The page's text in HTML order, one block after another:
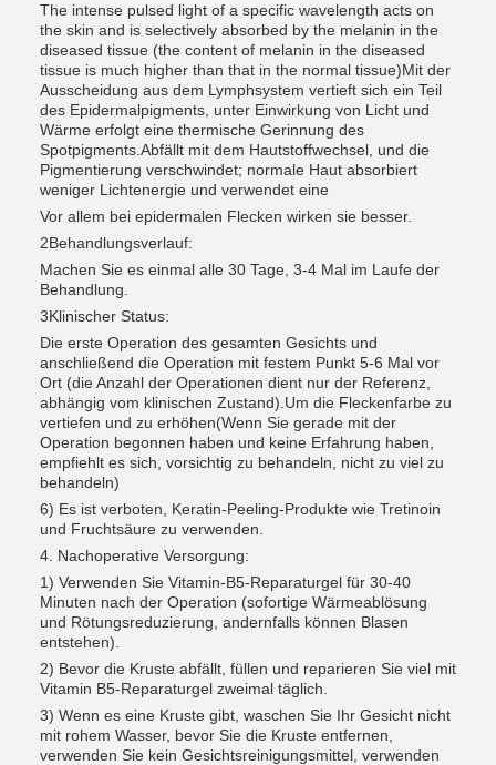
The intense pulsed light of a specific wavelength acts on
the skin and is selectively absorbed by the melanin in the
diseased tissue (the content of melanin in the diseased
tissue is much higher than that in the normal tissue)Mit der
Ausscheidung aus dem Lymphsystem vertieft sich ein Teil
des Epidermalpigments, unter Einwirkung von Licht und
Wärme erfolgt eine thermische Gerinnung des
Spotpigments.Abfällt mit dem Hautstoffwechsel, und die
Pigmentierung verschwindet; normale Haut absorbiert
weniger Lichtenergie und verwendet eine
Vor allem bei epidermalen Flecken wirken sie besser.
2Behandlungsverlauf:
Machen Sie es einmal alle 30 Tage, 3-4 Mal im Laufe der
Behandlung.
3Klinischer Status:
Die erste Operation des gesamten Gesichts und
anschließend die Operation mit festem Punkt 5-6 Mal vor
Ort (die Anzahl der Operationen dient nur der Referenz,
abhängig vom klinischen Zustand).Um die Fleckenfarbe zu
vertiefen und zu erhöhen(Wenn Sie gerade mit der
Operation begonnen haben und keine Erfahrung haben,
empfiehlt es sich, vorsichtig zu behandeln, nicht zu viel zu
behandeln)
6) Es ist verboten, Keratin-Peeling-Produkte wie Tretinoin
und Fruchtsäure zu verwenden.
4. Nachoperative Versorgung:
1) Verwenden Sie Vitamin-B5-Reparaturgel für 30-40
Minuten nach der Operation (sofortige Wärmeablösung
und Rötungsreduzierung, andernfalls können Blasen
entstehen).
2) Bevor die Kruste abfällt, füllen und reparieren Sie viel mit
Vitamin B5-Reparaturgel zweimal täglich.
3) Wenn es eine Kruste gibt, waschen Sie Ihr Gesicht nicht
mit rohem Wasser, bevor Sie die Kruste entfernen,
verwenden Sie kein Gesichtsreinigungsmittel, verwenden